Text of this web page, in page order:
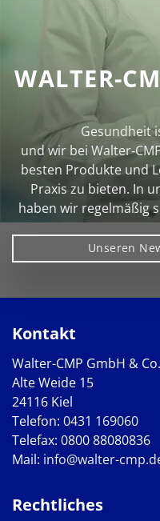
WALTER-
Gesundheit
und wir bei
besten Produkte und
Praxis zu bieten. In
haben wir regelmäßig
Unseren
Kontakt
Walter-CMP GmbH &
Alte Weide 15
24116 Kiel
Telefon: 0431 169060
Telefax: 0800 88080836
Mail: info@walter-
Rechtliches